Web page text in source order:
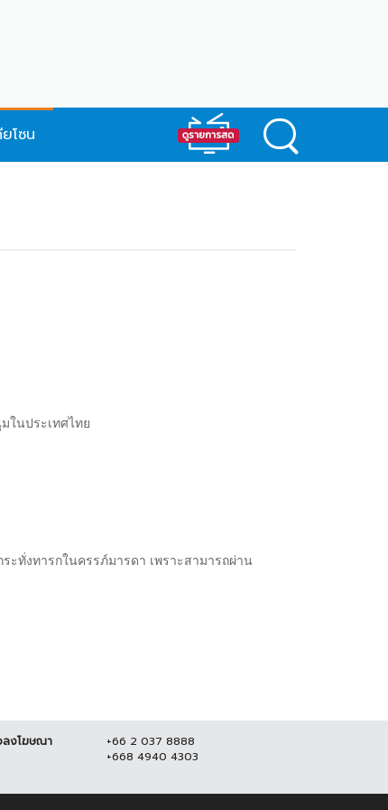
โซน
ในประเทศไทย
ะทั่งทารกในครรภ์มารดา เพราะสามารถผ่าน
งโฆษณา
+66 2 037 8888
+668 4940 4303